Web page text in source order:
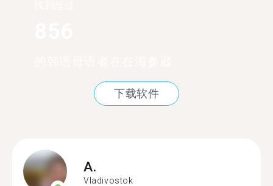
下载软件
A.
Vladivostok